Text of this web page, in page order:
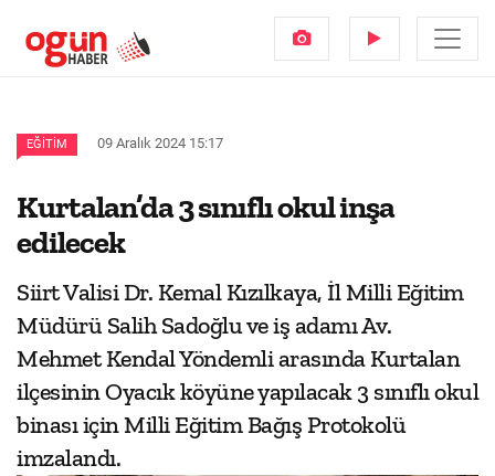
EĞITIM 09 Aralık 2024 15:17
Kurtalan’da 3 sınıflı okul inşa
edilecek
Siirt Valisi Dr. Kemal Kızılkaya, İl Milli Eğitim
Müdürü Salih Sadoğlu ve iş adamı Av.
Mehmet Kendal Yöndemli arasında Kurtalan
ilçesinin Oyacık köyüne yapılacak 3 sınıflı okul
binası için Milli Eğitim Bağış Protokolü
imzalandı.